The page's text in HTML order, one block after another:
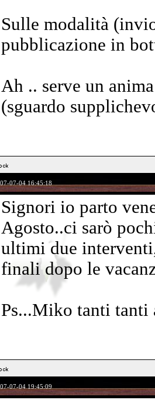
Sulle modalità
pubblicazione in
Ah .. serve un
(sguardo
07-04 16:45:18
Signori io parto
Agosto..ci sarò
ultimi due
finali dopo le
Ps...Miko tanti tanti
07-04 19:45:09